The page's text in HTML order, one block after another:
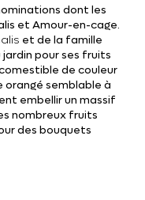
dont les
et Amour-en-cage.
et de la famille
pour ses fruits
de couleur
orangé semblable à
embellir un massif
nombreux fruits
des bouquets